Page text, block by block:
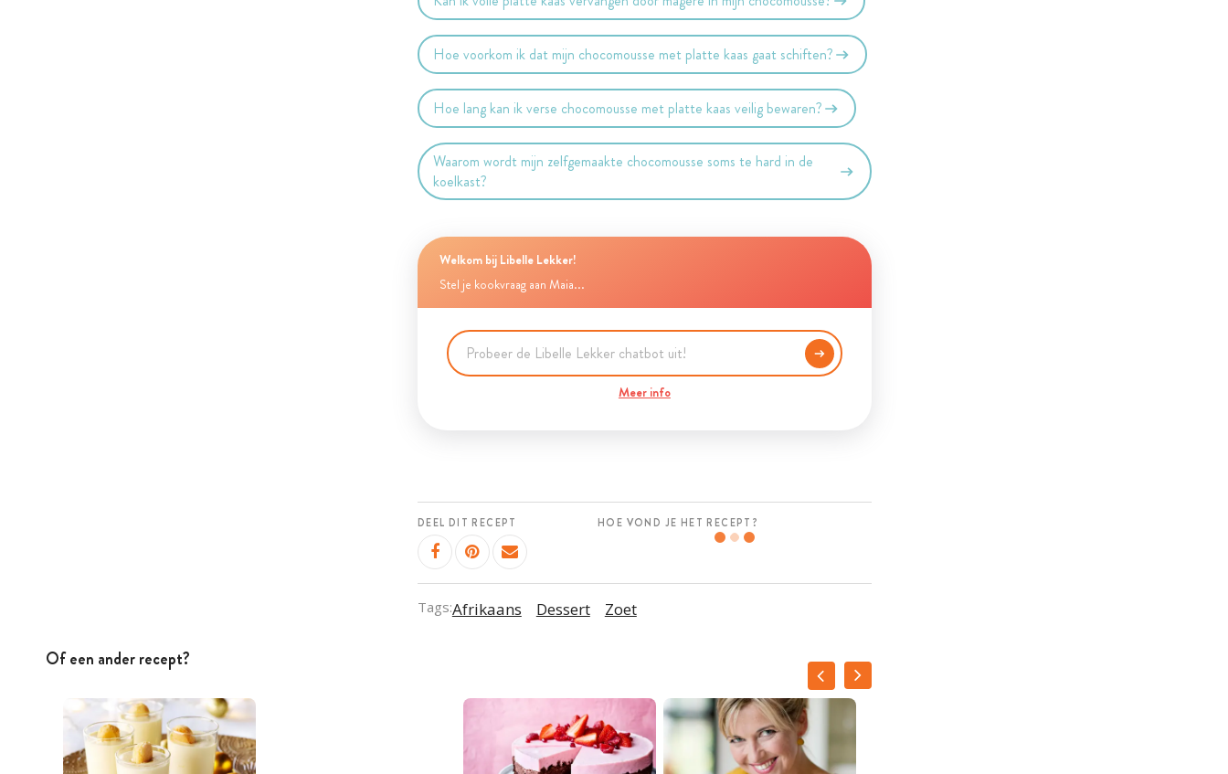
Hoe voorkom ik dat mijn chocomousse met platte kaas gaat schiften?
Hoe lang kan ik verse chocomousse met platte kaas veilig bewaren?
Waarom wordt mijn zelfgemaakte chocomousse soms te hard in de
koelkast?
Welkom bij Libelle Lekker!
Stel je kookvraag aan Maia...
Meer info
DEEL DIT RECEPT HOE VOND JE HET RECEPT?
Tags:Afrikaans Dessert Zoet
Of een ander recept?